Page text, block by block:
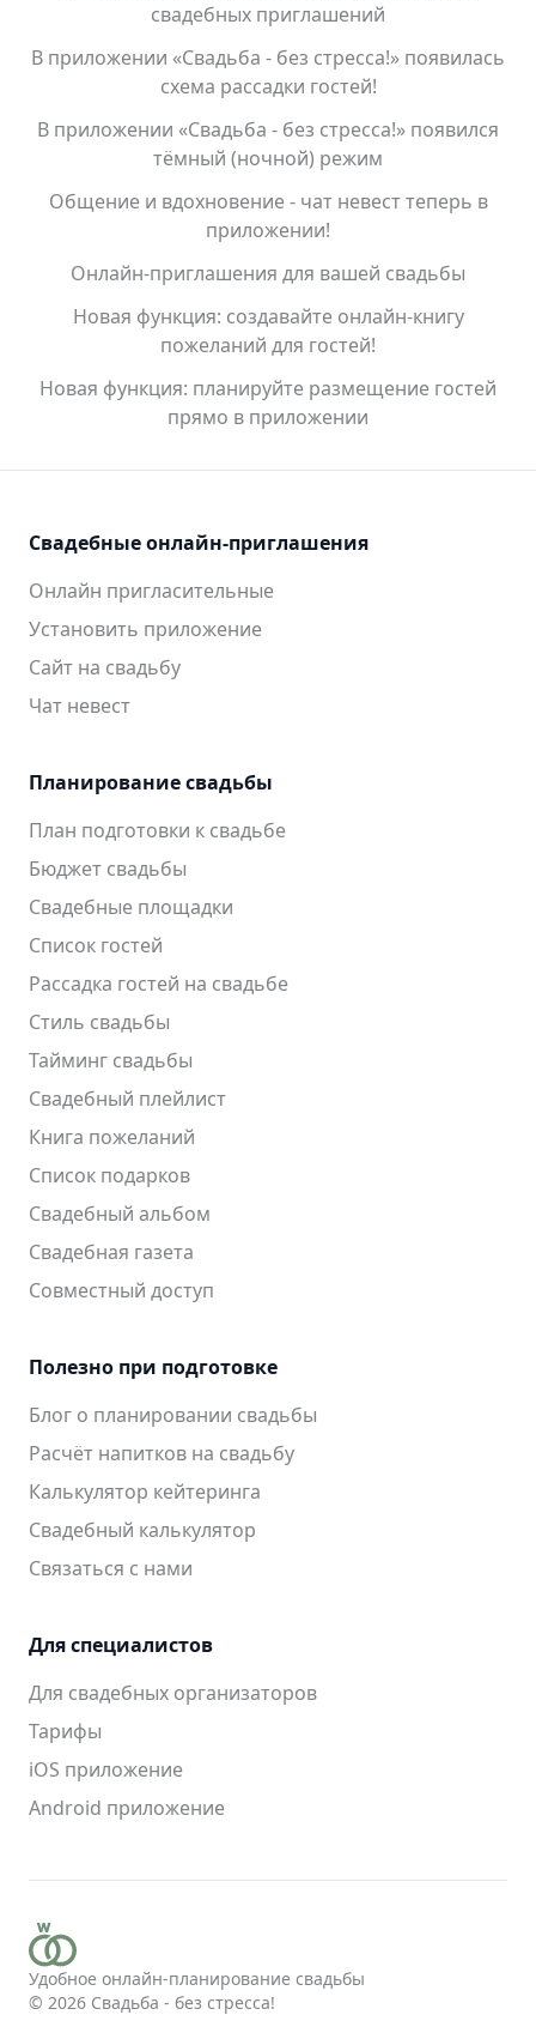
свадебных приглашений
В приложении «Свадьба - без стресса!» появилась
схема рассадки гостей!
В приложении «Свадьба - без стресса!» появился
тёмный (ночной) режим
Общение и вдохновение - чат невест теперь в
приложении!
Онлайн-приглашения для вашей свадьбы
Новая функция: создавайте онлайн-книгу
пожеланий для гостей!
Новая функция: планируйте размещение гостей
прямо в приложении
Свадебные онлайн-приглашения
Онлайн пригласительные
Установить приложение
Сайт на свадьбу
Чат невест
Планирование свадьбы
План подготовки к свадьбе
Бюджет свадьбы
Свадебные площадки
Список гостей
Рассадка гостей на свадьбе
Стиль свадьбы
Тайминг свадьбы
Свадебный плейлист
Книга пожеланий
Список подарков
Свадебный альбом
Свадебная газета
Совместный доступ
Полезно при подготовке
Блог о планировании свадьбы
Расчёт напитков на свадьбу
Калькулятор кейтеринга
Свадебный калькулятор
Связаться с нами
Для специалистов
Для свадебных организаторов
Тарифы
iOS приложение
Android приложение
Удобное онлайн-планирование свадьбы
© 2026 Свадьба - без стресса!